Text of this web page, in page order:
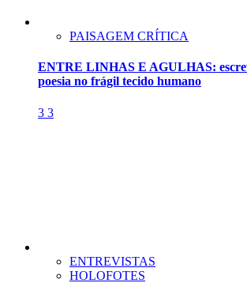
PAISAGEM CRÍTICA
ENTRE LINHAS E AGULHAS:
poesia no frágil tecido humano
3 3
ENTREVISTAS
HOLOFOTES